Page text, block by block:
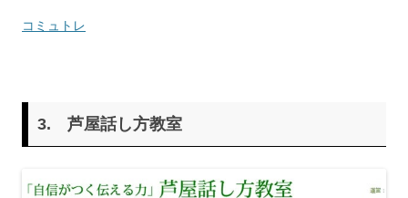
コミュトレ
3. 芦屋話し方教室